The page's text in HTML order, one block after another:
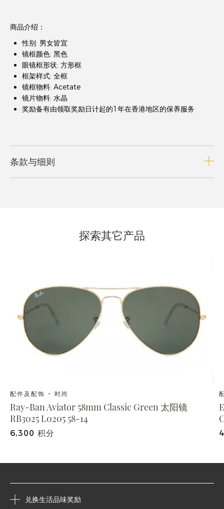
商品介绍：
性别: 男女皆宜
镜框颜色: 黑色
眼镜框形状: 方形框
框架样式: 全框
镜框物料: Acetate
镜片物料: 水晶
奖励备有由领取奖励日计起的1年在香港地区的保养服务
条款与细则
探索其它产品
配件及配饰 - 时尚
Ray-Ban Aviator 58mm Classic Green 太阳镜
RB3025 L0205 58-14
6,300 积分
兑换生活品味奖励